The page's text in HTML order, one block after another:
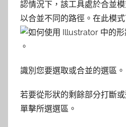
認情況下，該工具處於合並
以合並不同的路徑。在此模
。
識別您要選取或合並的選區。
若要從形狀的剩餘部分打斷
單擊所選選區。